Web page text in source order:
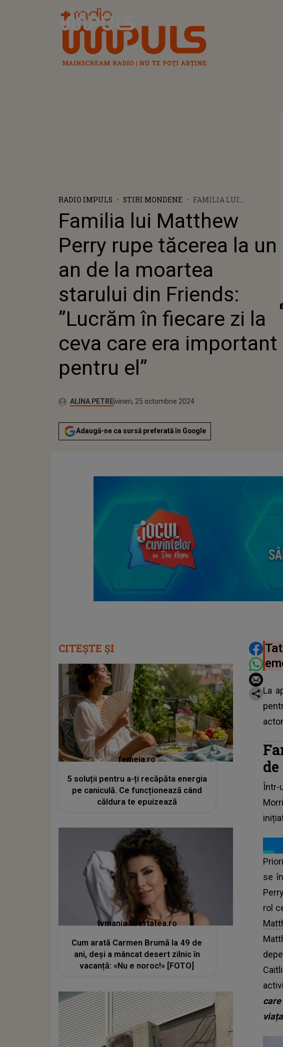
Radio Impuls
RADIO IMPULS STIRI MONDENE
FAMILIA LUI
TĂCEREA LA UN AN DE
LA MOARTEA STARULUI
DIN FRIENDS: ”LUCRĂM
ÎN FIECARE ZI LA CEVA
PENTRU EL”
Familia lui Matthew
Perry rupe tăcerea la un
an de la moartea
starului din Friends:
”Lucrăm în fiecare zi la
ceva care era important
pentru el”
Autor:ALINA PETREPublicat:
vineri, 25 octombrie 2024
Actualizat:
vineri, 25 octombrie 2024
Adaugă-ne ca sursă preferată în Google
La
Într-
se
rol
CITEȘTE ȘI
femeia.ro
5 soluții pentru a-ți recăpăta energia
pe caniculă. Ce funcționează când
căldura te epuizează
tvmania.libertatea.ro
Cum arată Carmen Brumă la 49 de
ani, deși a mâncat desert zilnic în
vacanță: «Nu e noroc!» [FOTO]